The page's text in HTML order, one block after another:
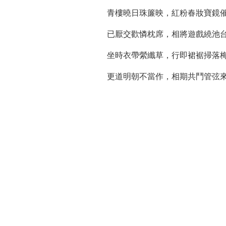
青樓曉日珠簾映，紅粉春妝寶鏡催
已厭交歡憐枕席，相將遊戲繞池台
坐時衣帶縈纖草，行即裙裾掃落梅
更道明朝不當作，相期共鬥管弦來